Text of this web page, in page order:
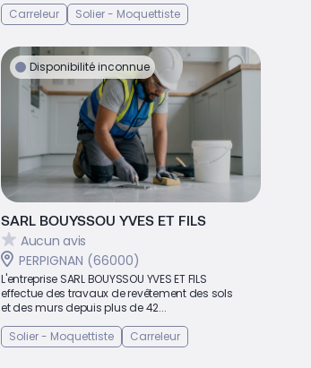
Carreleur
Solier - Moquettiste
Disponibilité inconnue
SARL BOUYSSOU YVES ET FILS
Aucun avis
PERPIGNAN (66000)
L'entreprise SARL BOUYSSOU YVES ET FILS
effectue des travaux de revêtement des sols
et des murs depuis plus de 42...
Solier - Moquettiste
Carreleur